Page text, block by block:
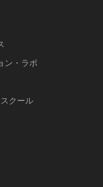
ン・ラボ
クール